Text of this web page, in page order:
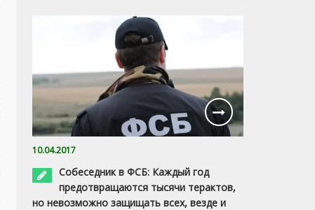
10.04.2017
Собеседник в ФСБ: Каждый год
предотвращаются тысячи терактов,
но невозможно защищать всех, везде и